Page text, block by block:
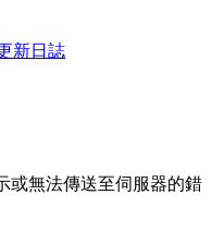
新日誌
或無法傳送至伺服器的錯